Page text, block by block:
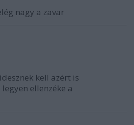
nagy a zavar
kell azért is
ellenzéke a